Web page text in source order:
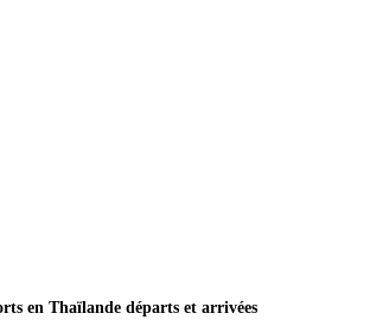
en Thaïlande départs et arrivées